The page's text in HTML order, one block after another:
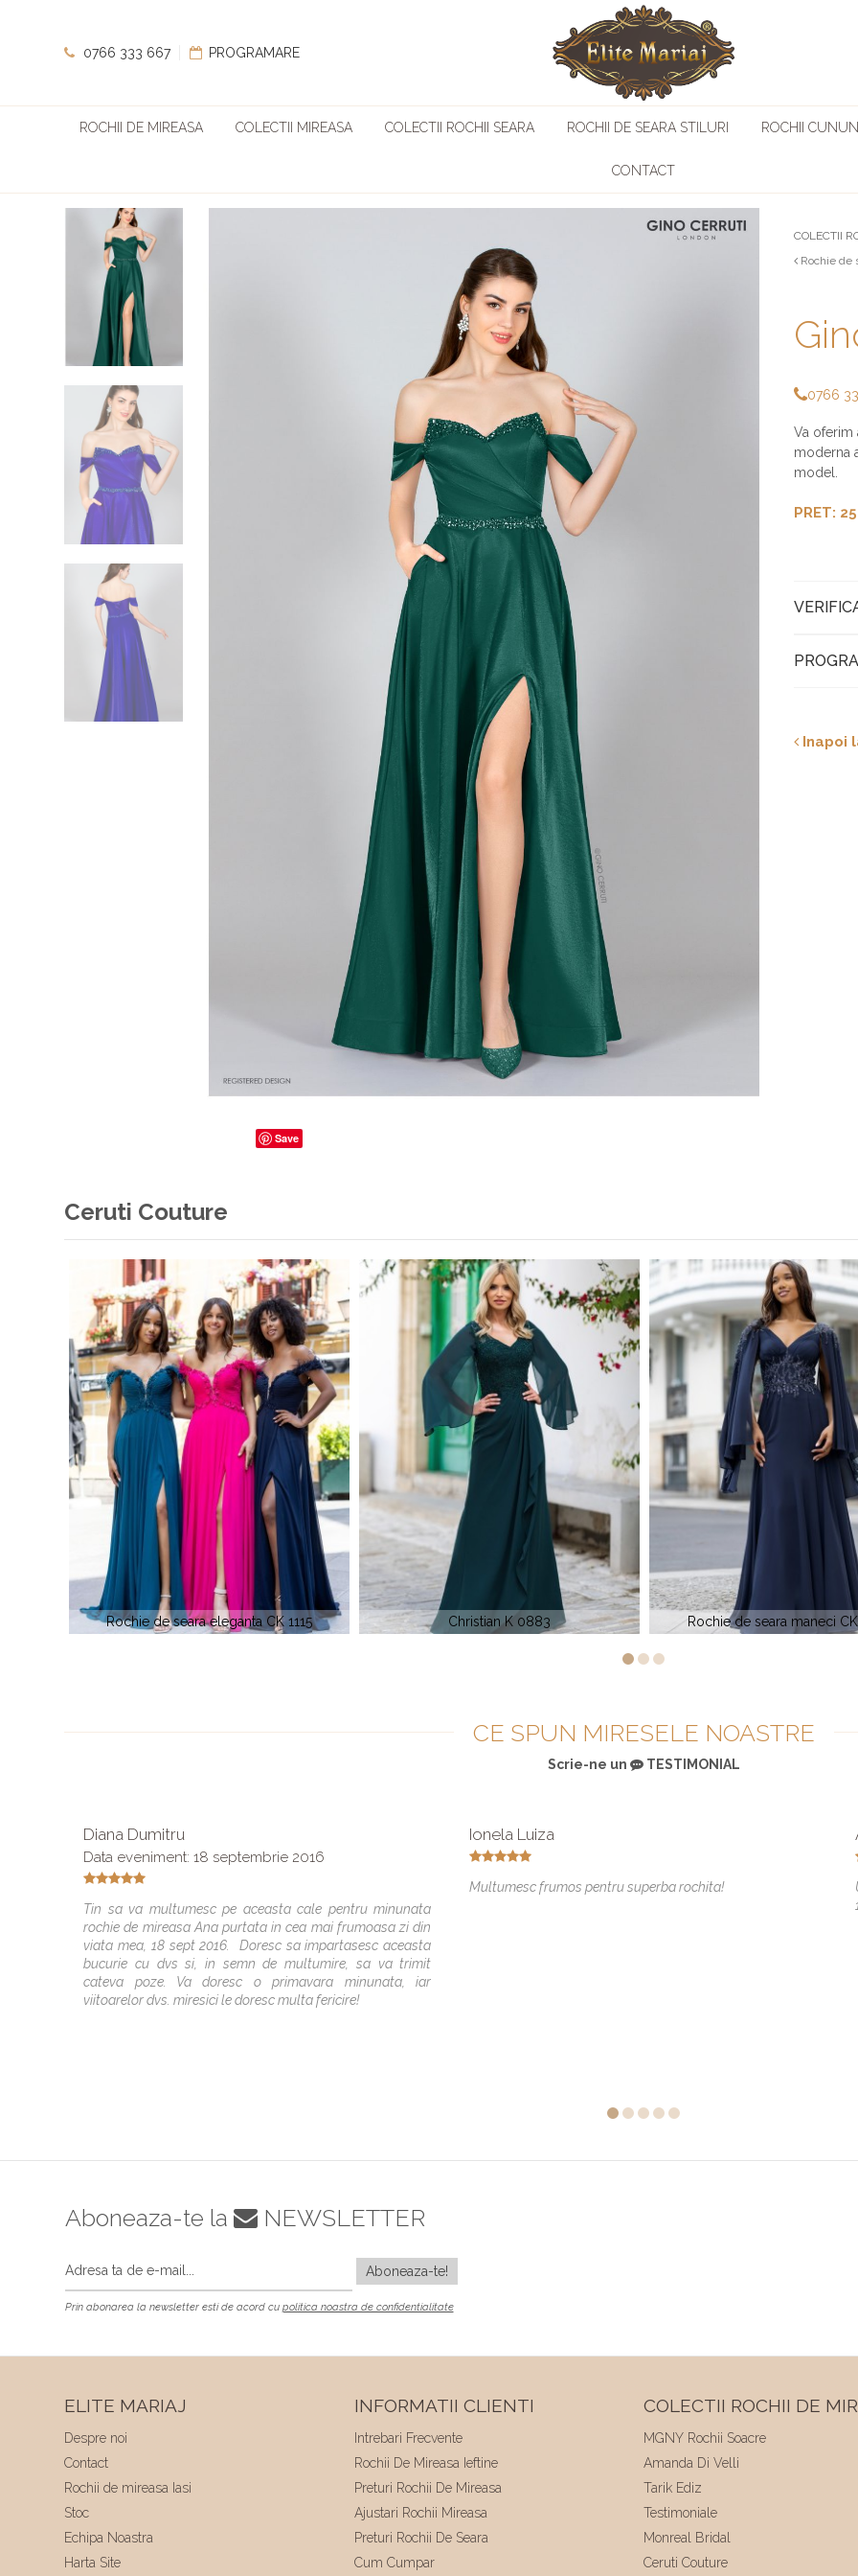
0766 333 667 PROGRAMARE
ROCHII DE MIREASA COLECTII MIREASA COLECTII ROCHII SEARA ROCHII DE SEARA STILURI ROCHII
CONTACT
COLECTII
Rochie de
0766
Va oferim
moderna
model.
PRET:
Inapoi
Save
Ceruti Couture
Christian K 0883 Rochie de seara maneci CK 1099 Christian K 0810
CE SPUN MIRESELE NOASTRE
Scrie-ne un TESTIMONIAL
Diana Dumitru
Data eveniment: 18 septembrie 2016
Tin sa va multumesc pe aceasta cale pentru minunata
rochie de mireasa Ana purtata in cea mai frumoasa zi din
viata mea, 18 sept 2016. Doresc sa impartasesc aceasta
bucurie cu dvs si, in semn de multumire, sa va trimit
cateva poze. Va doresc o primavara minunata, iar
viitoarelor dvs. miresici le doresc multa fericire!
Ionela Luiza
Multumesc frumos pentru superba rochita!
Aboneaza-te la NEWSLETTER
Prin abonarea la newsletter esti de acord cu politica noastra de confidentialitate
ELITE MARIAJ
Despre noi
Contact
Rochii de mireasa Iasi
Stoc
Echipa Noastra
Harta Site
INFORMATII CLIENTI
Intrebari Frecvente
Rochii De Mireasa Ieftine
Preturi Rochii De Mireasa
Ajustari Rochii Mireasa
Preturi Rochii De Seara
Cum Cumpar
COLECTII ROCHII DE
MGNY Rochii Soacre
Amanda Di Velli
Tarik Ediz
Testimoniale
Monreal Bridal
Ceruti Couture